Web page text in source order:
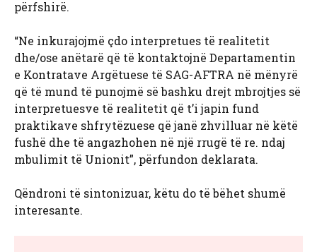
përfshirë.
“Ne inkurajojmë çdo interpretues të realitetit
dhe/ose anëtarë që të kontaktojnë Departamentin
e Kontratave Argëtuese të SAG-AFTRA në mënyrë
që të mund të punojmë së bashku drejt mbrojtjes së
interpretuesve të realitetit që t’i japin fund
praktikave shfrytëzuese që janë zhvilluar në këtë
fushë dhe të angazhohen në një rrugë të re. ndaj
mbulimit të Unionit”, përfundon deklarata.
Qëndroni të sintonizuar, këtu do të bëhet shumë
interesante.